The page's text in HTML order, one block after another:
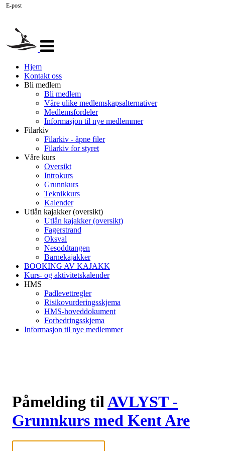
navigasjon
Hjem
Kontakt oss
Bli medlem
Bli medlem
Våre ulike medlemskapsalternativer
Medlemsfordeler
Informasjon til nye medlemmer
Filarkiv
Filarkiv - åpne filer
Filarkiv for styret
Våre kurs
Oversikt
Introkurs
Grunnkurs
Teknikkurs
Kalender
Utlån kajakker (oversikt)
Utlån kajakker (oversikt)
Fagerstrand
Oksval
Nesoddtangen
Barnekajakker
BOOKING AV KAJAKK
Kurs- og aktivitetskalender
HMS
Padlevettregler
Risikovurderingsskjema
HMS-hoveddokument
Forbedringsskjema
Informasjon til nye medlemmer
Påmelding tilAVLYST -
Grunnkurs med Kent Are
E-post